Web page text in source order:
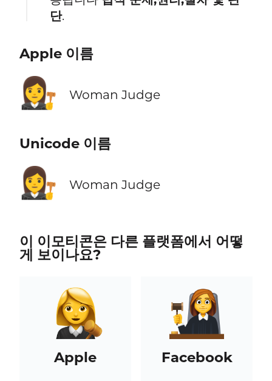
단.
Apple 이름
👩‍⚖️ Woman Judge
Unicode 이름
👩‍⚖️ Woman Judge
이 이모티콘은 다른 플랫폼에서 어떻
게 보이나요?
Apple Facebook